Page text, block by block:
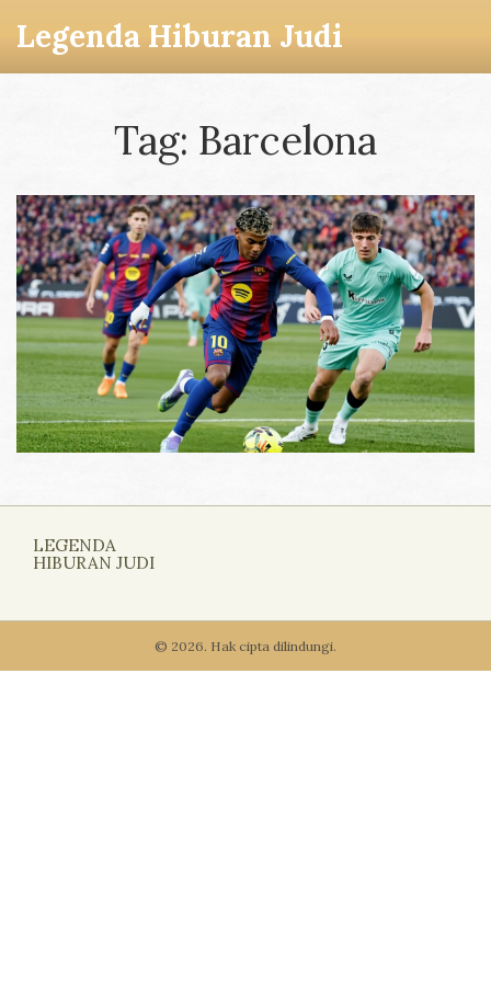
Legenda Hiburan Judi
Tag: Barcelona
LEGENDA
HIBURAN JUDI
© 2026. Hak cipta dilindungi.